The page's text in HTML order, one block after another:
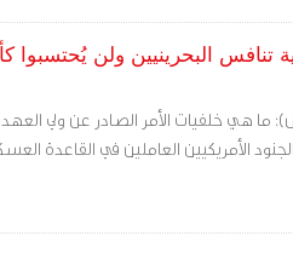
تنافس البحرينيين ولن يُحتسبوا
ما هي خلفيات الأمر الصادر عن ولي
الأمريكيين العاملين في القاعدة